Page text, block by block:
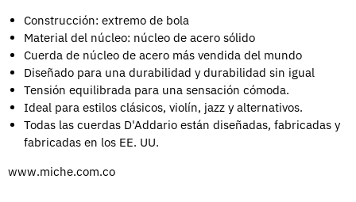
Construcción: extremo de bola
Material del núcleo: núcleo de acero sólido
Cuerda de núcleo de acero más vendida del mundo
Diseñado para una durabilidad y durabilidad sin igual
Tensión equilibrada para una sensación cómoda.
Ideal para estilos clásicos, violín, jazz y alternativos.
Todas las cuerdas D'Addario están diseñadas, fabricadas y
fabricadas en los EE. UU.
www.miche.com.co